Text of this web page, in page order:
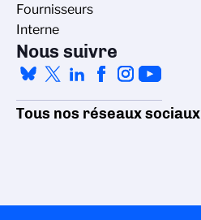
Fournisseurs
Interne
Nous suivre
Tous nos réseaux sociaux